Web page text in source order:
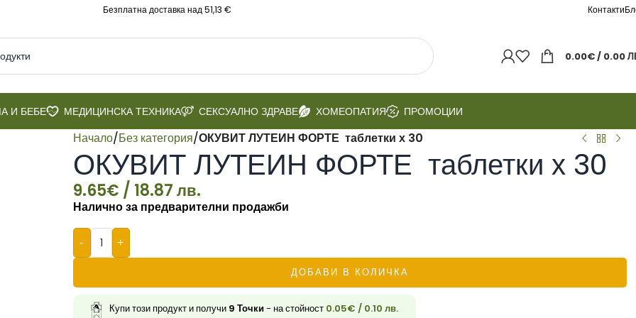
Безплатна доставка над 51,13 € Контакти
0.00€/ 0.00
И БЕБЕ МЕДИЦИНСКА ТЕХНИКА СЕКСУАЛНО ЗДРАВЕ ХОМЕОПАТИЯ ПРОМОЦИИ
Начало/Без категория/ОКУВИТ ЛУТЕИН ФОРТЕ таблетки х 30
ОКУВИТ ЛУТЕИН ФОРТЕ таблетки х 30
9.65€ / 18.87 лв.
Налично за предварителни продажби
- +
ДОБАВИ В КОЛИЧКА
Купи този продукт и получи 9 Точки- на стойност 0.05€ / 0.10 лв.